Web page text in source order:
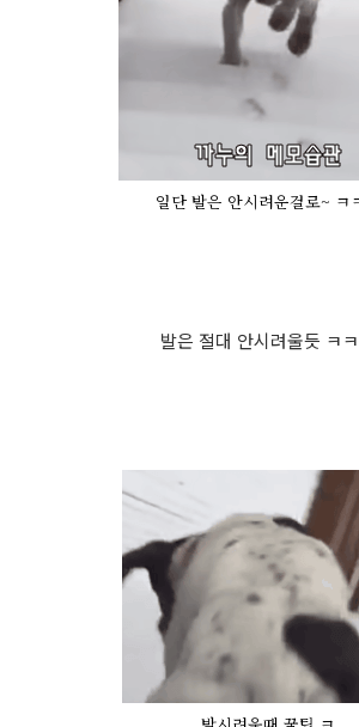
일단 발은 안시려운걸로~ ㅋ
발은 절대 안시려울듯 ㅋ